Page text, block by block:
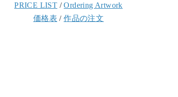
PRICE LIST /Ordering Artwork
価格表 /作品の注文